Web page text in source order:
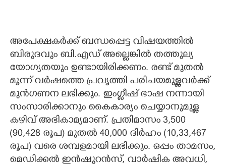
അപേക്ഷകർക്ക് ബന്ധപ്പെട്ട വിഷയത്തിൽ
ബിരുദവും ബി.എഡ് അല്ലെങ്കിൽ തത്തുല്യ
യോഗ്യതയും ഉണ്ടായിരിക്കണം. രണ്ട് മുതൽ
മൂന്ന് വർഷത്തെ പ്രവൃത്തി പരിചയമുള്ളവർക്ക്
മുൻഗണന ലഭിക്കും. ഇംഗ്ലീഷ് ഭാഷ നന്നായി
സംസാരിക്കാനും കൈകാര്യം ചെയ്യാനുമുള്ല
കഴിവ് അഭികാമ്യമാണ്. പ്രതിമാസം 3,500
(90,428 രൂപ) മുതൽ 40,000 ദിർഹം (10,33,467
രൂപ) വരെ ശമ്പളമായി ലഭിക്കും. ഒപ്പം താമസം,
മെഡിക്കൽ ഇൻഷുറൻസ്, വാർഷിക അവധി,